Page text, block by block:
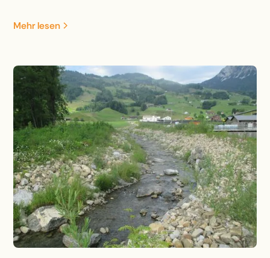
Dank der „Mitbenützung“ der Weidstrasse als Damm
ist der Eingriff in die Landschaft erträglich. Durch die
aufgewertet.
Mehr lesen